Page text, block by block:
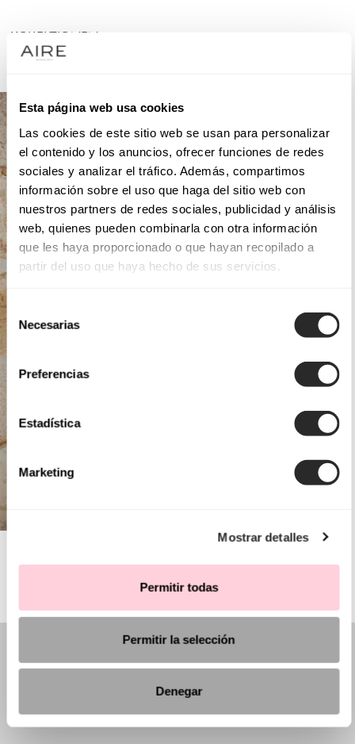
Esta página web usa cookies
Las cookies de este sitio web se usan para personalizar
el contenido y los anuncios, ofrecer funciones de redes
sociales y analizar el tráfico. Además, compartimos
información sobre el uso que haga del sitio web con
nuestros partners de redes sociales, publicidad y análisis
web, quienes pueden combinarla con otra información
que les haya proporcionado o que hayan recopilado a
partir del uso que haya hecho de sus servicios.
Selección
Necesarias
Preferencias
Estadística
Marketing
Mostrar detalles
Permitir todas
Permitir la selección
Denegar
KOLLEKTIONEN